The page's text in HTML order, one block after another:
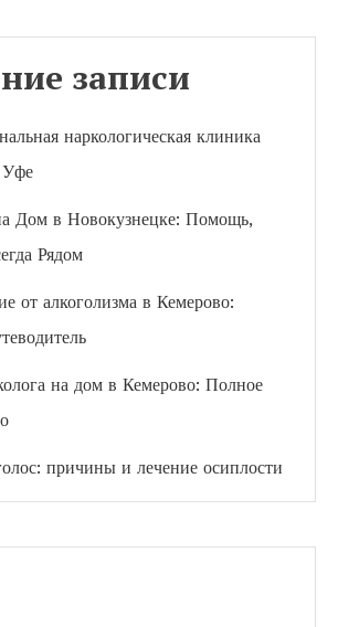
записи
наркологическая клиника
Дом в Новокузнецке: Помощь,
Рядом
от алкоголизма в Кемерово:
на дом в Кемерово: Полное
причины и лечение осиплости